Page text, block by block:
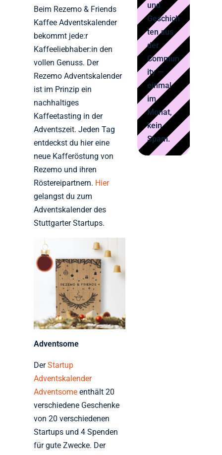
Beim Rezemo & Friends
Kaffee Adventskalender
bekommt jede:r
Kaffeeliebhaber:in den
vollen Genuss. Der
Rezemo Adventskalender
ist im Prinzip ein
nachhaltiges
Kaffeetasting in der
Adventszeit. Jeden Tag
entdeckst du hier eine
neue Kafferöstung von
Rezemo und ihren
Röstereipartnern. Hier
gelangst du zum
Adventskalender des
Stuttgarter Startups.
Adventsome
DerStartup
Adventskalender
Adventsome enthält 20
verschiedene Geschenke
von 20 verschiedenen
Startups und 4 Spenden
für gute Zwecke. Der
und
Geschich
ten aus
der
Commun
ity —
einmal
im
Monat,
kein
Spam.